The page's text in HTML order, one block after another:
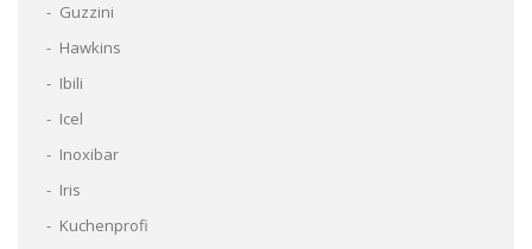
Guzzini
Hawkins
Ibili
Icel
Inoxibar
Iris
Kuchenprofi